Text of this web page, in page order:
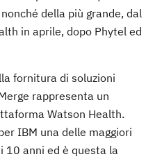
della più grande, dal
in aprile, dopo Phytel ed
fornitura di soluzioni
rappresenta un
Watson Health.
IBM una delle maggiori
10 anni ed è questa la